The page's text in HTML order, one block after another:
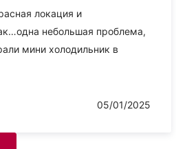
локация и
небольшая проблема,
мини холодильник в
05/01/2025